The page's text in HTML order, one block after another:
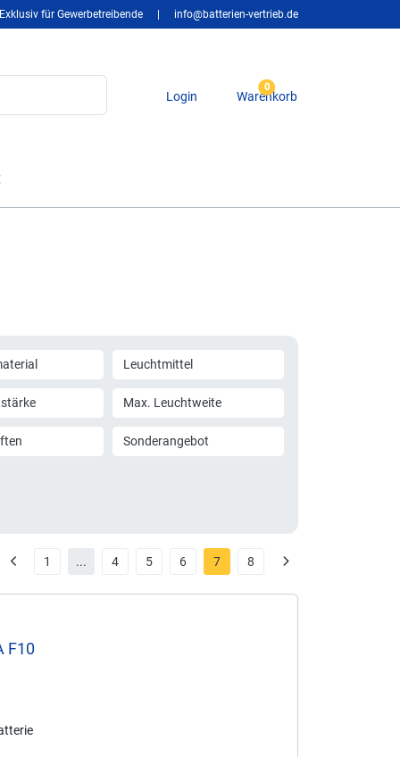
Exklusiv für Gewerbetreibende info@batterien-vertrieb.de
Login
0
Warenkorb
Leuchtmittel
Max. Leuchtweite
Sonderangebot
1 ... 4 5 6 7 8
F10